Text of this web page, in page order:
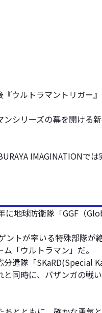
ウルトラマントリガー
シリーズの幕を開ける
IMAGINATIONでは
地球防衛隊「GGF（
トが率いる特殊部隊が
「ウルトラマン」だ。
遣隊「SKaRD(Special
同時に、バザンガの戦